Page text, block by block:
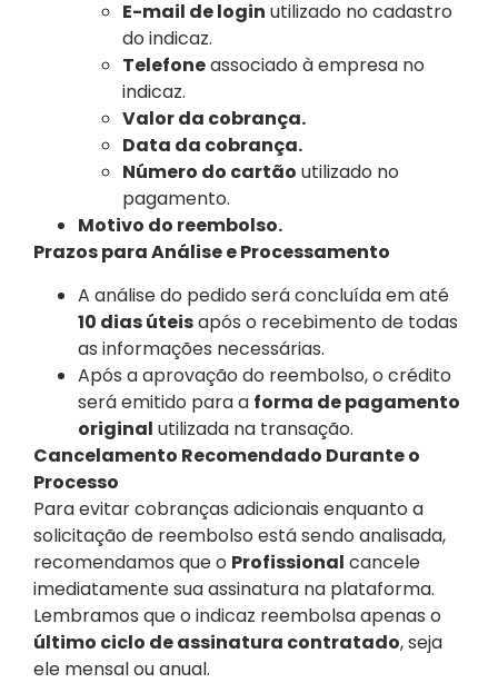
E-mail de login utilizado no cadastro
do indicaz.
Telefoneassociado à empresa no
indicaz.
Valor da cobrança.
Data da cobrança.
Número do cartão utilizado no
pagamento.
Motivo do reembolso.
Prazos para Análise e Processamento
A análise do pedido será concluída em até
10 dias úteisapós o recebimento de todas
as informações necessárias.
Após a aprovação do reembolso, o crédito
será emitido para a forma de pagamento
original utilizada na transação.
Cancelamento Recomendado Durante o
Processo
Para evitar cobranças adicionais enquanto a
solicitação de reembolso está sendo analisada,
recomendamos que o Profissional cancele
imediatamente sua assinatura na plataforma.
Lembramos que o indicaz reembolsa apenas o
último ciclo de assinatura contratado, seja
ele mensal ou anual.